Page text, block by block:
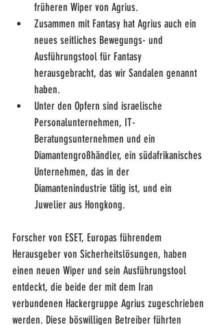
früheren Wiper von Agrius.
Zusammen mit Fantasy hat Agrius auch ein
neues seitliches Bewegungs- und
Ausführungstool für Fantasy
herausgebracht, das wir Sandalen genannt
haben.
Unter den Opfern sind israelische
Personalunternehmen, IT-
Beratungsunternehmen und ein
Diamantengroßhändler, ein südafrikanisches
Unternehmen, das in der
Diamantenindustrie tätig ist, und ein
Juwelier aus Hongkong.
Forscher von ESET, Europas führendem
Herausgeber von Sicherheitslösungen, haben
einen neuen Wiper und sein Ausführungstool
entdeckt, die beide der mit dem Iran
verbundenen Hackergruppe Agrius zugeschrieben
werden. Diese böswilligen Betreiber führten